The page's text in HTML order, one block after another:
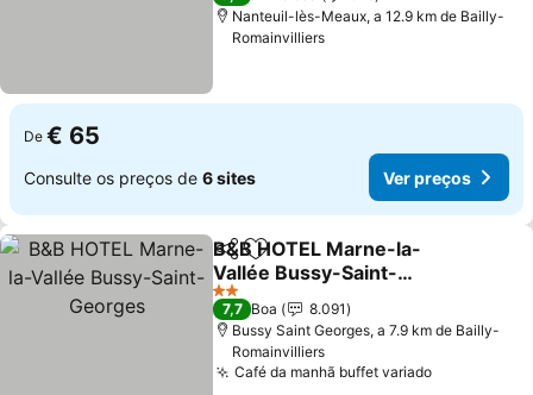
Nanteuil-lès-Meaux, a 12.9 km de Bailly-
Romainvilliers
De € 65
Consulte os preços de 6 sites Ver preços
PartilharAdicionar aos favoritos
B&B HOTEL Marne-la-
Vallée Bussy-Saint-
Georges
2 Estrelas
7,7 Boa
8.091
Bussy Saint Georges, a 7.9 km de Bailly-
Romainvilliers
Café da manhã buffet variado